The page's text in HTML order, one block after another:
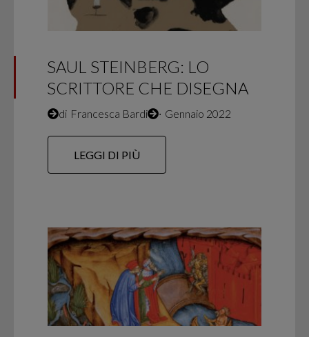
SAUL STEINBERG: LO
SCRITTORE CHE DISEGNA
di Francesca Bardi ∙ Gennaio 2022
LEGGI DI PIÙ